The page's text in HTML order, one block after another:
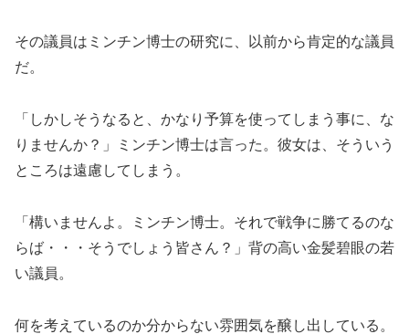
その議員はミンチン博士の研究に、以前から肯定的な議員
だ。
「しかしそうなると、かなり予算を使ってしまう事に、な
りませんか？」ミンチン博士は言った。彼女は、そういう
ところは遠慮してしまう。
「構いませんよ。ミンチン博士。それで戦争に勝てるのな
らば・・・そうでしょう皆さん？」背の高い金髪碧眼の若
い議員。
何を考えているのか分からない雰囲気を醸し出している。